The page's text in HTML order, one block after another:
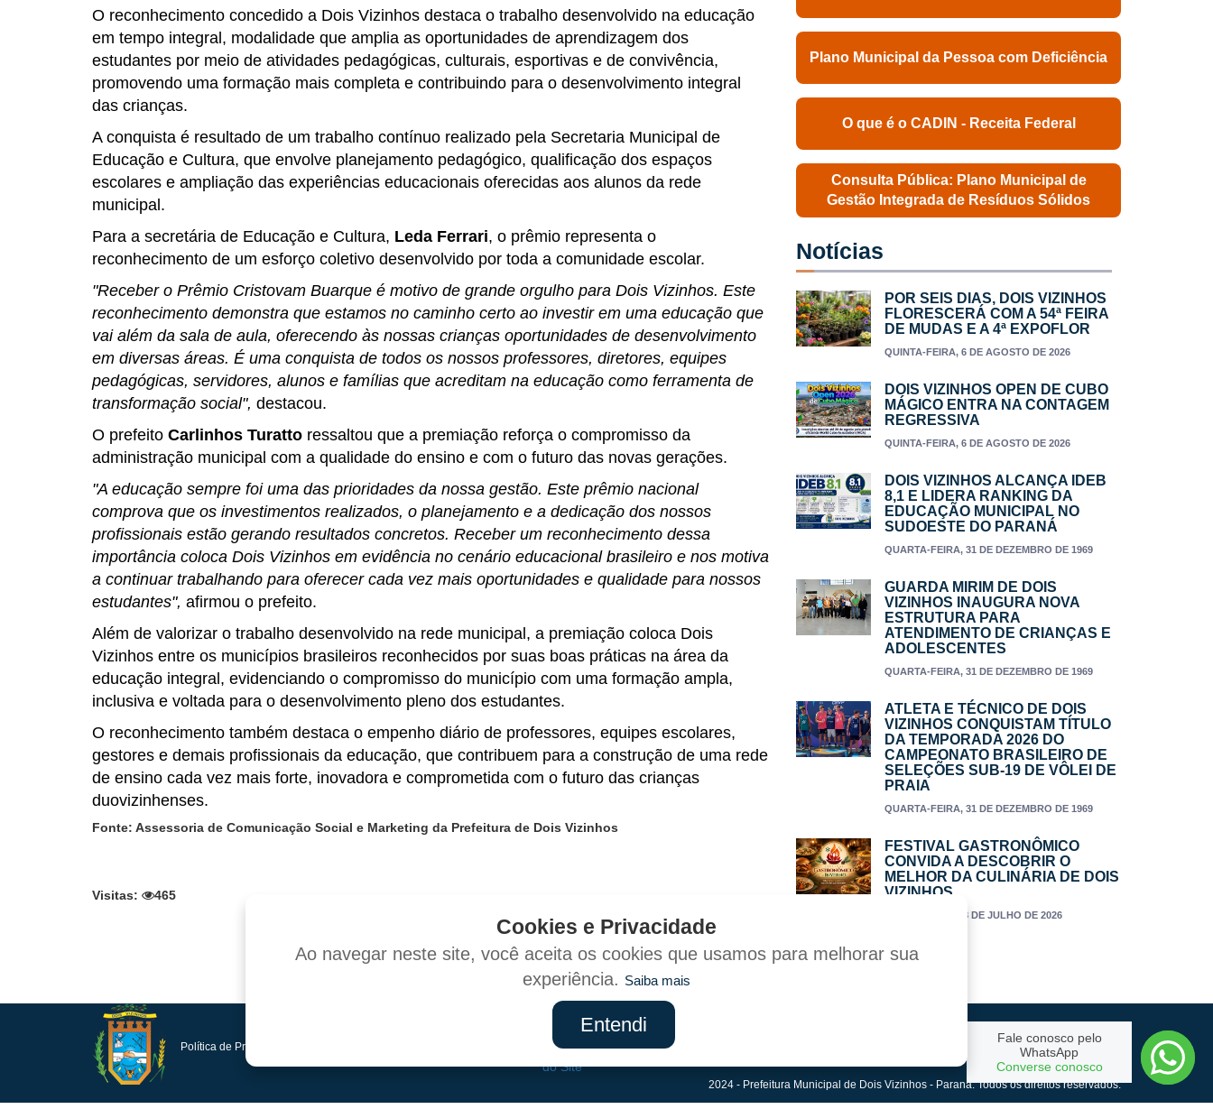
O reconhecimento concedido a Dois Vizinhos destaca o trabalho desenvolvido na educação
em tempo integral, modalidade que amplia as oportunidades de aprendizagem dos
estudantes por meio de atividades pedagógicas, culturais, esportivas e de convivência,
promovendo uma formação mais completa e contribuindo para o desenvolvimento integral
das crianças.
A conquista é resultado de um trabalho contínuo realizado pela Secretaria Municipal de
Educação e Cultura, que envolve planejamento pedagógico, qualificação dos espaços
escolares e ampliação das experiências educacionais oferecidas aos alunos da rede
municipal.
Para a secretária de Educação e Cultura, Leda Ferrari, o prêmio representa o
reconhecimento de um esforço coletivo desenvolvido por toda a comunidade escolar.
"Receber o Prêmio Cristovam Buarque é motivo de grande orgulho para Dois Vizinhos. Este
reconhecimento demonstra que estamos no caminho certo ao investir em uma educação que
vai além da sala de aula, oferecendo às nossas crianças oportunidades de desenvolvimento
em diversas áreas. É uma conquista de todos os nossos professores, diretores, equipes
pedagógicas, servidores, alunos e famílias que acreditam na educação como ferramenta de
transformação social", destacou.
O prefeito Carlinhos Turatto ressaltou que a premiação reforça o compromisso da
administração municipal com a qualidade do ensino e com o futuro das novas gerações.
"A educação sempre foi uma das prioridades da nossa gestão. Este prêmio nacional
comprova que os investimentos realizados, o planejamento e a dedicação dos nossos
profissionais estão gerando resultados concretos. Receber um reconhecimento dessa
importância coloca Dois Vizinhos em evidência no cenário educacional brasileiro e nos motiva
a continuar trabalhando para oferecer cada vez mais oportunidades e qualidade para nossos
estudantes", afirmou o prefeito.
Além de valorizar o trabalho desenvolvido na rede municipal, a premiação coloca Dois
Vizinhos entre os municípios brasileiros reconhecidos por suas boas práticas na área da
educação integral, evidenciando o compromisso do município com uma formação ampla,
inclusiva e voltada para o desenvolvimento pleno dos estudantes.
O reconhecimento também destaca o empenho diário de professores, equipes escolares,
gestores e demais profissionais da educação, que contribuem para a construção de uma rede
de ensino cada vez mais forte, inovadora e comprometida com o futuro das crianças
duovizinhenses.
Fonte: Assessoria de Comunicação Social e Marketing da Prefeitura de Dois Vizinhos
Visitas: 465
Plano Municipal da Pessoa com Deficiência
O que é o CADIN - Receita Federal
Consulta Pública: Plano Municipal de
Gestão Integrada de Resíduos Sólidos
Notícias
POR SEIS DIAS, DOIS VIZINHOS
FLORESCERÁ COM A 54ª FEIRA
DE MUDAS E A 4ª EXPOFLOR
QUINTA-FEIRA, 6 DE AGOSTO DE 2026
DOIS VIZINHOS OPEN DE CUBO
MÁGICO ENTRA NA CONTAGEM
REGRESSIVA
QUINTA-FEIRA, 6 DE AGOSTO DE 2026
DOIS VIZINHOS ALCANÇA IDEB
8,1 E LIDERA RANKING DA
EDUCAÇÃO MUNICIPAL NO
SUDOESTE DO PARANÁ
QUARTA-FEIRA, 31 DE DEZEMBRO DE 1969
GUARDA MIRIM DE DOIS
VIZINHOS INAUGURA NOVA
ESTRUTURA PARA
ATENDIMENTO DE CRIANÇAS E
ADOLESCENTES
QUARTA-FEIRA, 31 DE DEZEMBRO DE 1969
ATLETA E TÉCNICO DE DOIS
VIZINHOS CONQUISTAM TÍTULO
DA TEMPORADA 2026 DO
CAMPEONATO BRASILEIRO DE
SELEÇÕES SUB-19 DE VÔLEI DE
PRAIA
QUARTA-FEIRA, 31 DE DEZEMBRO DE 1969
FESTIVAL GASTRONÔMICO
CONVIDA A DESCOBRIR O
MELHOR DA CULINÁRIA DE DOIS
VIZINHOS
TERÇA-FEIRA, 28 DE JULHO DE 2026
Política de Privacidade e Proteção de Dados
Mapa
do Site
Criado por:
2024 - Prefeitura Municipal de Dois Vizinhos - Paraná. Todos os direitos reservados.
Fale conosco pelo
WhatsApp
Converse conosco
Cookies e Privacidade
Ao navegar neste site, você aceita os cookies que usamos para melhorar sua
experiência. Saiba mais
Entendi